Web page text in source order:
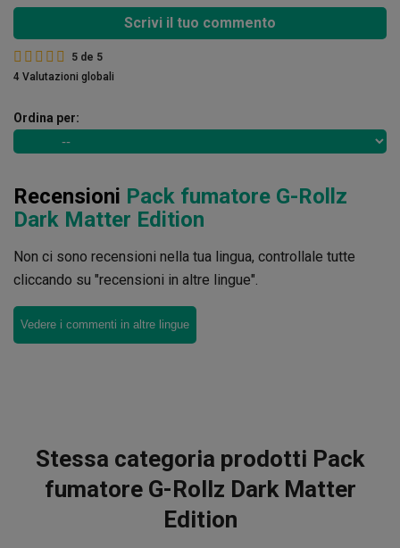
Scrivi il tuo commento
5 de 5
4 Valutazioni globali
Ordina per:
Recensioni Pack fumatore G-Rollz
Dark Matter Edition
Non ci sono recensioni nella tua lingua, controllale tutte
cliccando su "recensioni in altre lingue".
Vedere i commenti in altre lingue
Stessa categoria prodotti Pack
fumatore G-Rollz Dark Matter
Edition